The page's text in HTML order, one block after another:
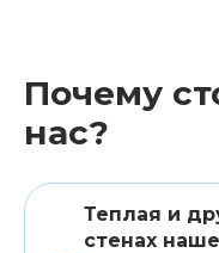
Почему
нас?
Теплая и
стенах